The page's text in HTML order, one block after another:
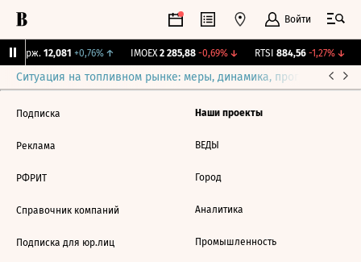
Войти
Бирж. 12,081 +0,76%↑ IMOEX 2 285,88 -0,69%↓ RTSI 884,56 -1,27%↓
Ситуация на топливном рынке: меры, динамика, прогнозы
Подписка
Реклама
РФРИТ
Справочник компаний
Подписка для юр.лиц
Наши проекты
ВЕДЫ
Город
Аналитика
Промышленность